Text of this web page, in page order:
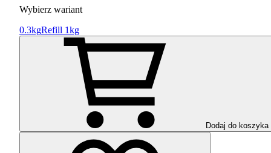
Wybierz wariant
0.3kgRefill 1kg
Dodaj do koszyka